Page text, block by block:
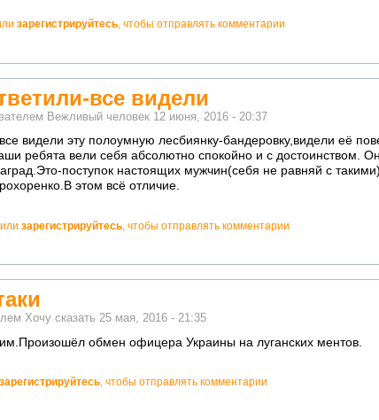
зарегистрируйтесь, чтобы отправлять комментарии
все видели
Вежливый человек 12 июня, 2016 - 20:37
видели эту полоумную лесбиянку-бандеровку,видели её
ребята вели себя абсолютно спокойно и с достоинством.
поступок настоящих мужчин(себя не равняй с
этом всё отличие.
или зарегистрируйтесь , чтобы отправлять комментарии
Хочу сказать 25 мая, 2016 - 21:35
обмен офицера Украины на луганских ментов.
зарегистрируйтесь, чтобы отправлять комментарии